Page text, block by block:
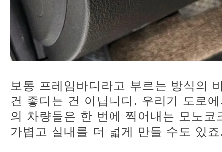
보통 프레임바디라고 부르는 방식의
건 좋다는 건 아닙니다. 우리가 도로
의 차량들은 한 번에 찍어내는 모노코
가볍고 실내를 더 넓게 만들 수도 있